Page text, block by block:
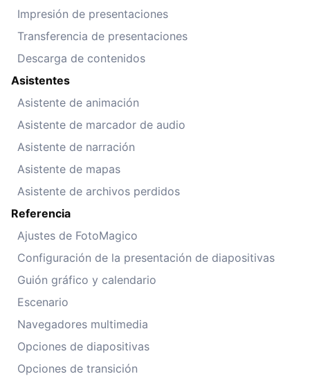
Impresión de presentaciones
Transferencia de presentaciones
Descarga de contenidos
Asistentes
Asistente de animación
Asistente de marcador de audio
Asistente de narración
Asistente de mapas
Asistente de archivos perdidos
Referencia
Ajustes de FotoMagico
Configuración de la presentación de diapositivas
Guión gráfico y calendario
Escenario
Navegadores multimedia
Opciones de diapositivas
Opciones de transición